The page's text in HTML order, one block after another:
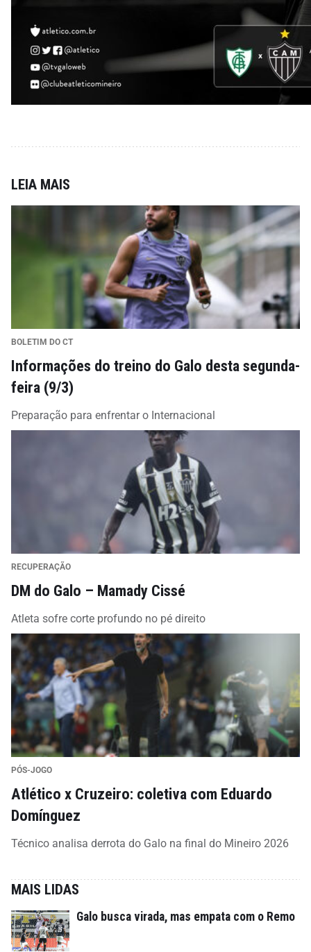
LEIA MAIS
BOLETIM DO CT
Informações do treino do Galo desta segunda-
feira (9/3)
Preparação para enfrentar o Internacional
RECUPERAÇÃO
DM do Galo – Mamady Cissé
Atleta sofre corte profundo no pé direito
PÓS-JOGO
Atlético x Cruzeiro: coletiva com Eduardo
Domínguez
Técnico analisa derrota do Galo na final do Mineiro 2026
MAIS LIDAS
Galo busca virada, mas empata com o Remo